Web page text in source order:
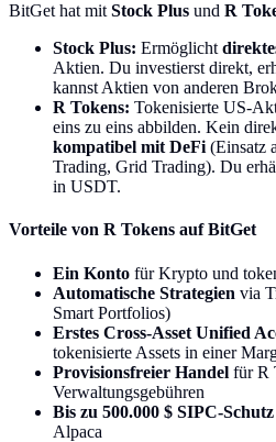
BitGet hat mit Stock Plus und R
Stock Plus: Ermöglicht
Aktien. Du investierst direkt,
kannst Aktien von anderen
R Tokens: Tokenisierte US-
eins zu eins abbilden. Kein
kompatibel mit DeFi (Einsatz
Trading, Grid Trading). Du
in USDT.
Vorteile von R Tokens auf BitGet
Ein Konto für Krypto und
Automatische Strategien via
Smart Portfolios)
Erstes Cross-Asset Unified
tokenisierte Assets in einer
Provisionsfreier Handel für R
Verwaltungsgebühren
Bis zu 500.000 $ SIPC-Schutz
Alpaca